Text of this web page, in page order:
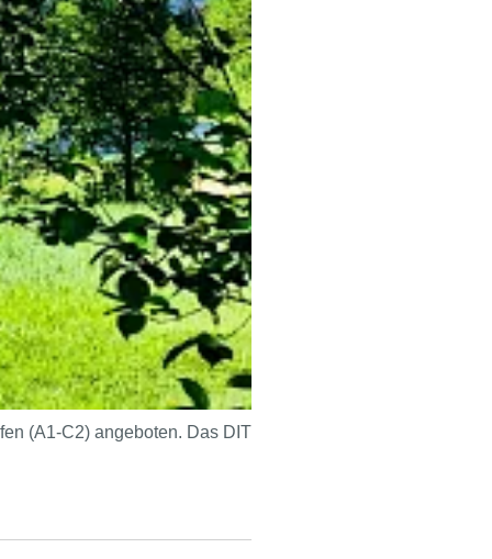
(A1-C2) angeboten. Das DIT